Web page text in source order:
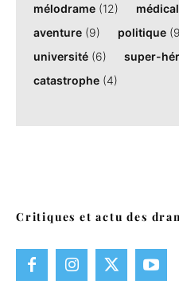
mélodrame (12) médical
aventure (9) politique
université (6) super-
catastrophe (4)
Critiques et actu des